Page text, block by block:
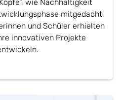
wie Nachhaltigkeit
mitgedacht
und Schüler erhielten
innovativen Projekte